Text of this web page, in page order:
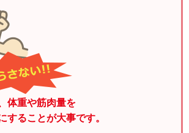
体重や筋肉量を
することが大事です。